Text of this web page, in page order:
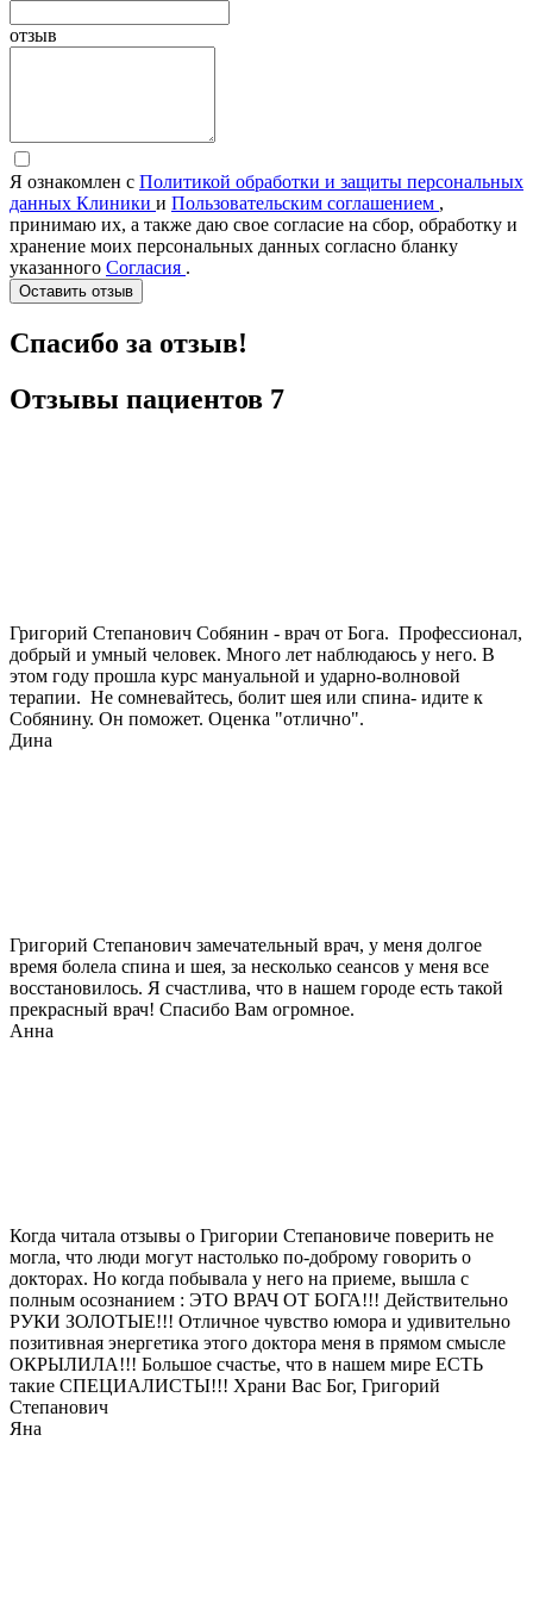
отзыв
Я ознакомлен с Политикой обработки и защиты персональных
данных Клиники и Пользовательским соглашением ,
принимаю их, а также даю свое согласие на сбор, обработку и
хранение моих персональных данных согласно бланку
указанного Согласия .
Оставить отзыв
Спасибо за отзыв!
Отзывы пациентов 7
Григорий Степанович Собянин - врач от Бога. Профессионал,
добрый и умный человек. Много лет наблюдаюсь у него. В
этом году прошла курс мануальной и ударно-волновой
терапии. Не сомневайтесь, болит шея или спина- идите к
Собянину. Он поможет. Оценка "отлично".
Дина
Григорий Степанович замечательный врач, у меня долгое
время болела спина и шея, за несколько сеансов у меня все
восстановилось. Я счастлива, что в нашем городе есть такой
прекрасный врач! Спасибо Вам огромное.
Анна
Когда читала отзывы о Григории Степановиче поверить не
могла, что люди могут настолько по-доброму говорить о
докторах. Но когда побывала у него на приеме, вышла с
полным осознанием : ЭТО ВРАЧ ОТ БОГА!!! Действительно
РУКИ ЗОЛОТЫЕ!!! Отличное чувство юмора и удивительно
позитивная энергетика этого доктора меня в прямом смысле
ОКРЫЛИЛА!!! Большое счастье, что в нашем мире ЕСТЬ
такие СПЕЦИАЛИСТЫ!!! Храни Вас Бог, Григорий
Степанович
Яна